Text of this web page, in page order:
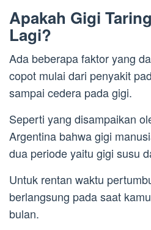
Apakah Gigi
Lagi?
Ada beberapa faktor yang
copot mulai dari penyakit
sampai cedera pada gigi.
Seperti yang disampaikan
Argentina bahwa gigi
dua periode yaitu gigi susu
Untuk rentan waktu
berlangsung pada saat
bulan.